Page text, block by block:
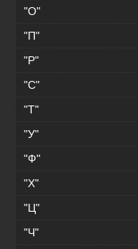
"О"
"П"
"Р"
"С"
"Т"
"У"
"Ф"
"Х"
"Ц"
"Ч"